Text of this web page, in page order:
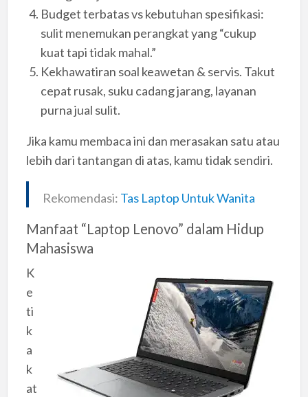
Budget terbatas vs kebutuhan spesifikasi:
sulit menemukan perangkat yang “cukup
kuat tapi tidak mahal.”
Kekhawatiran soal keawetan & servis. Takut
cepat rusak, suku cadang jarang, layanan
purna jual sulit.
Jika kamu membaca ini dan merasakan satu atau
lebih dari tantangan di atas, kamu tidak sendiri.
Rekomendasi: Tas Laptop Untuk Wanita
Manfaat “Laptop Lenovo” dalam Hidup
Mahasiswa
K
e
ti
k
a
k
at